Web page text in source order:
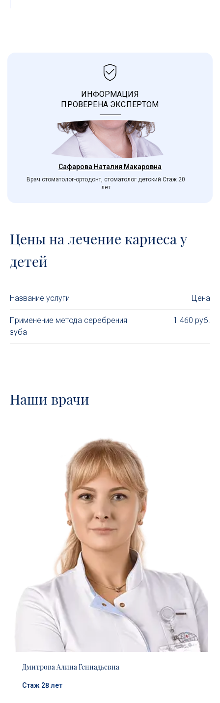
ИНФОРМАЦИЯ
ПРОВЕРЕНА ЭКСПЕРТОМ
Сафарова Наталия Макаровна
Врач стоматолог-ортодонт, стоматолог детский Стаж 20
лет
Цены на лечение кариеса у
детей
Название услуги Цена
Применение метода серебрения
зуба
1 460 руб.
Наши врачи
Дмитрова Алина Геннадьевна
Стаж 28 лет